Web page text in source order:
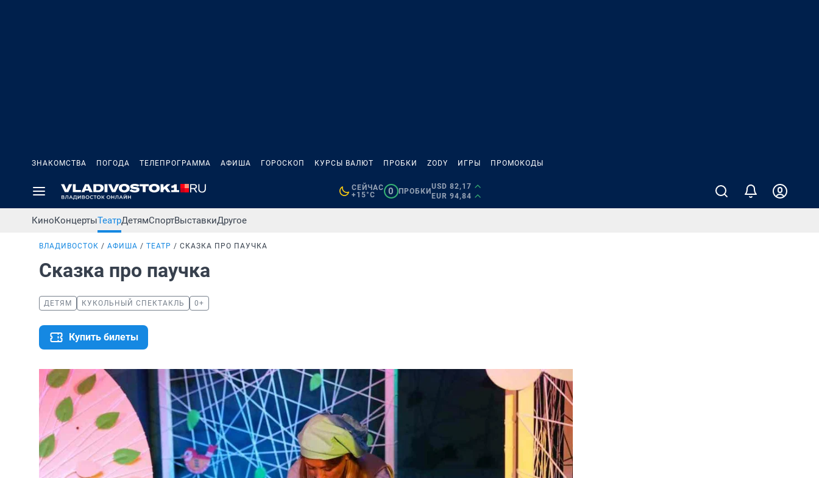
ЗНАКОМСТВА ПОГОДА ТЕЛЕПРОГРАММА АФИША ГОРОСКОП КУРСЫ ВАЛЮТ ПРОБКИ ZODY ИГРЫ ПРОМОКОДЫ
СЕЙЧАС
+15°C
0 ПРОБКИ
USD 82,17
EUR 94,84
КиноКонцертыТеатрДетямСпортВыставкиДругое
ВЛАДИВОСТОК АФИША ТЕАТР СКАЗКА ПРО ПАУЧКА
Сказка про паучка
ДЕТЯМ КУКОЛЬНЫЙ СПЕКТАКЛЬ 0+
Купить билеты